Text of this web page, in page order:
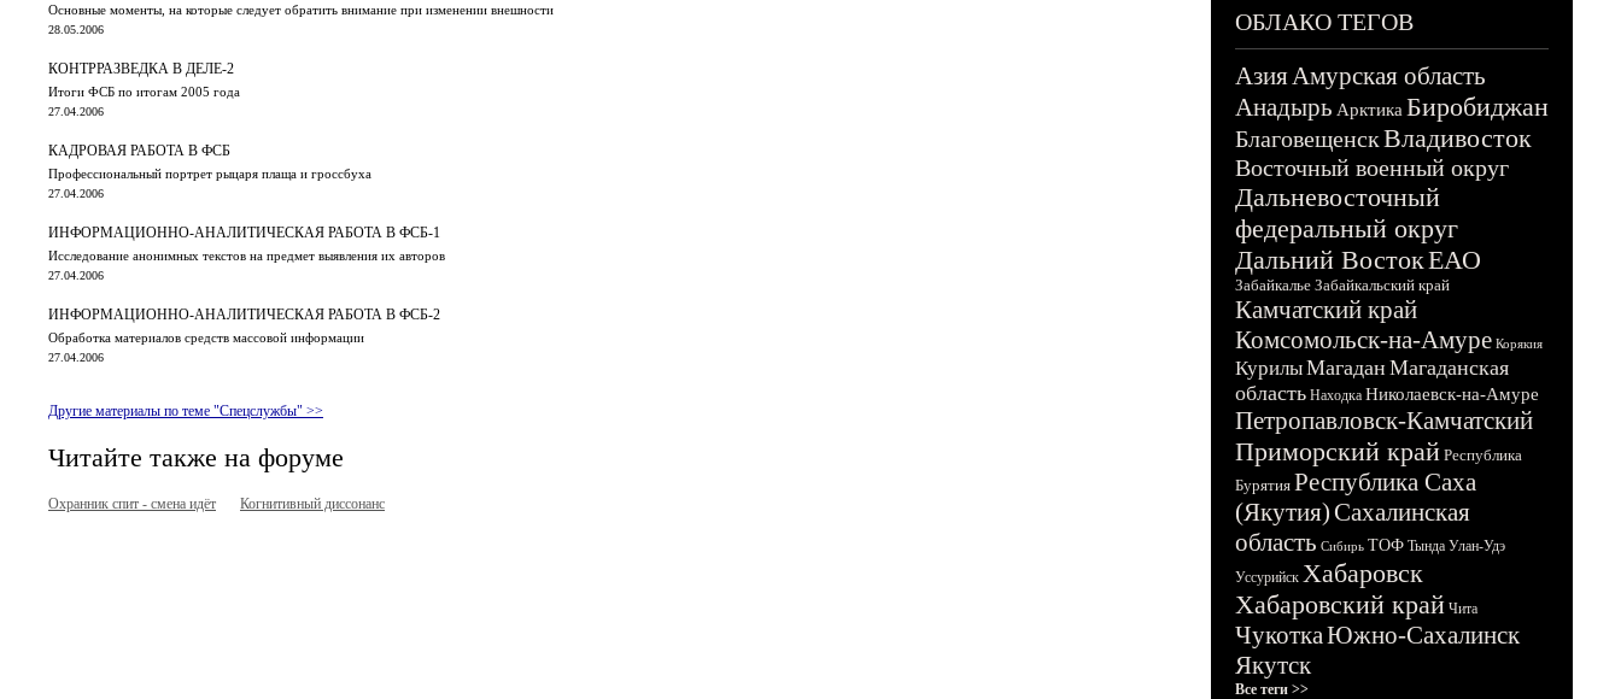
Основные моменты, на которые следует обратить внимание при изменении внешности
28.05.2006
КОНТРРАЗВЕДКА В ДЕЛЕ-2
Итоги ФСБ по итогам 2005 года
27.04.2006
КАДРОВАЯ РАБОТА В ФСБ
Профессиональный портрет рыцаря плаща и гроссбуха
27.04.2006
ИНФОРМАЦИОННО-АНАЛИТИЧЕСКАЯ РАБОТА В ФСБ-1
Исследование анонимных текстов на предмет выявления их авторов
27.04.2006
ИНФОРМАЦИОННО-АНАЛИТИЧЕСКАЯ РАБОТА В ФСБ-2
Обработка материалов средств массовой информации
27.04.2006
Другие материалы по теме "Спецслужбы" >>
Читайте также на форуме
Охранник спит - смена идёт Когнитивный диссонанс
ОБЛАКО ТЕГОВ
АзияАмурская область
Анадырь Арктика Биробиджан
БлаговещенскВладивосток
Восточный военный округ
Дальневосточный
федеральный округ
Дальний ВостокЕАО
Забайкалье Забайкальский край
Камчатский край
Комсомольск-на-Амуре Корякия
КурилыМагадан Магаданская
область Находка Николаевск-на-Амуре
Петропавловск-Камчатский
Приморский край Республика
Бурятия Республика Саха
(Якутия)Сахалинская
область Сибирь ТОФ Тында Улан-Удэ
Уссурийск Хабаровск
Хабаровский край Чита
ЧукоткаЮжно-Сахалинск
Якутск
Все теги >>